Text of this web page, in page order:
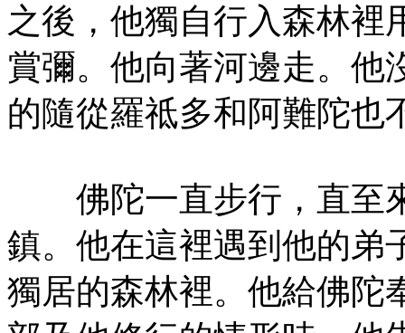
之後，他獨自行入森林裡
賞彌。他向著河邊走。他
的隨從羅祗多和阿難陀也
佛陀一直步行，直至
鎮。他在這裡遇到他的弟
獨居的森林裡。他給佛陀